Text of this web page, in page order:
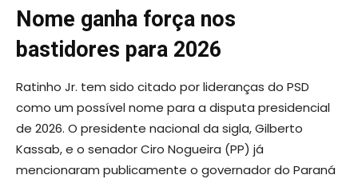
Nome ganha força nos
bastidores para 2026
Ratinho Jr. tem sido citado por lideranças do PSD
como um possível nome para a disputa presidencial
de 2026. O presidente nacional da sigla, Gilberto
Kassab, e o senador Ciro Nogueira (PP) já
mencionaram publicamente o governador do Paraná